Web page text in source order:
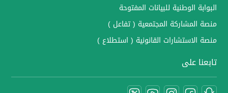
البوابة الوطنية للبيانات المفتوحة
منصة المشاركة المجتمعية ( تفاعل )
منصة الاستشارات القانونية ( استطلاع )
تابعنا على